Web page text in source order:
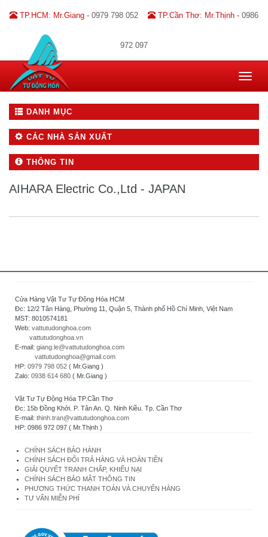
TP.HCM: Mr.Giang - 0979 798 052 TP.Cần Thơ: Mr.Thịnh - 0986
972 097
Toggle
DANH MỤC
CÁC NHÀ SẢN XUẤT
THÔNG TIN
AIHARA Electric Co.,Ltd - JAPAN
Cửa Hàng Vật Tư Tự Động Hóa HCM
Đc: 12/2 Tân Hàng, Phường 11, Quận 5, Thành phố Hồ Chí Minh, Việt Nam
MST: 8010574181
Web: vattutudonghoa.com
vattutudonghoa.vn
E-mail: giang.le@vattutudonghoa.com
vattutudonghoa@gmail.com
HP: 0979 798 052 ( Mr.Giang )
Zalo: 0938 614 680 ( Mr.Giang )
Vật Tư Tự Động Hóa TP.Cần Thơ
Đc: 15b Đồng Khởi. P. Tân An. Q. Ninh Kiều. Tp. Cần Thơ
E-mail: thinh.tran@vattutudonghoa.com
HP: 0986 972 097 ( Mr.Thịnh )
CHÍNH SÁCH BẢO HÀNH
CHÍNH SÁCH ĐỔI TRẢ HÀNG VÀ HOÀN TIỀN
GIẢI QUYẾT TRANH CHẤP, KHIẾU NẠI
CHÍNH SÁCH BẢO MẬT THÔNG TIN
PHƯƠNG THỨC THANH TOÁN VÀ CHUYỂN HÀNG
TƯ VẤN MIỄN PHÍ